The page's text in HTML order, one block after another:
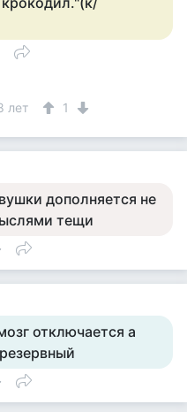
лет 1
дополняется не
тещи
отключается а